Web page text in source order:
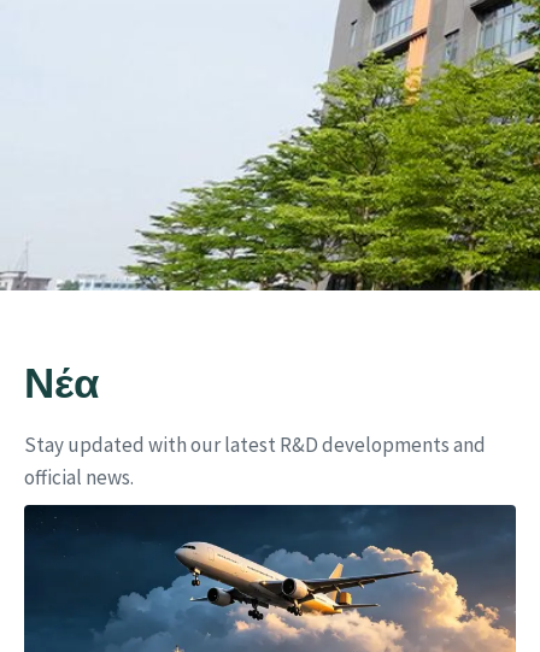
Νέα
Stay updated with our latest R&D developments and
official news.